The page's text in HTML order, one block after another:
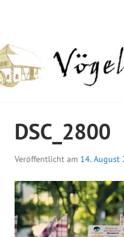
DSC_2800
Veröffentlicht am 14. August